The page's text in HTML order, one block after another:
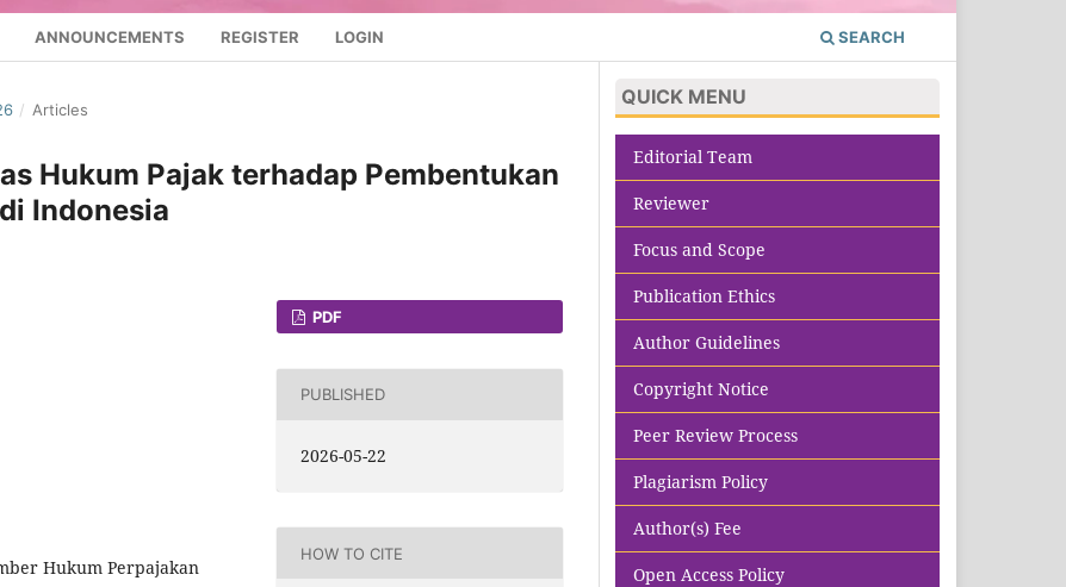
ANNOUNCEMENTS REGISTER LOGIN SEARCH
/ Articles
Hukum Pajak terhadap Pembentukan
Indonesia
Hukum Perpajakan
PDF
PUBLISHED
2026-05-22
HOW TO CITE
QUICK MENU
Editorial Team
Reviewer
Focus and Scope
Publication Ethics
Author Guidelines
Copyright Notice
Peer Review Process
Plagiarism Policy
Author(s) Fee
Open Access Policy